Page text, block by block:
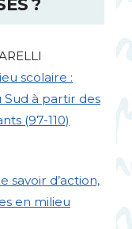
scolaire :
Sud à partir des
(97-110)
savoir d’action,
en milieu